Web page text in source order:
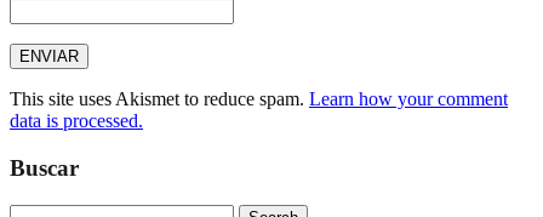
This site uses Akismet to reduce spam. Learn how your comment
data is processed.
Buscar